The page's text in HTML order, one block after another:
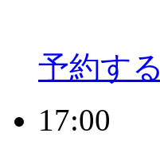
予約する
17:00